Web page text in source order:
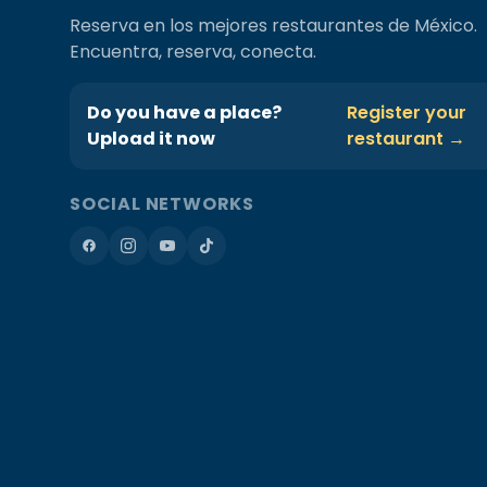
Reserva en los mejores restaurantes de México.
Encuentra, reserva, conecta.
Do you have a place?
Upload it now
Register your
restaurant →
SOCIAL NETWORKS